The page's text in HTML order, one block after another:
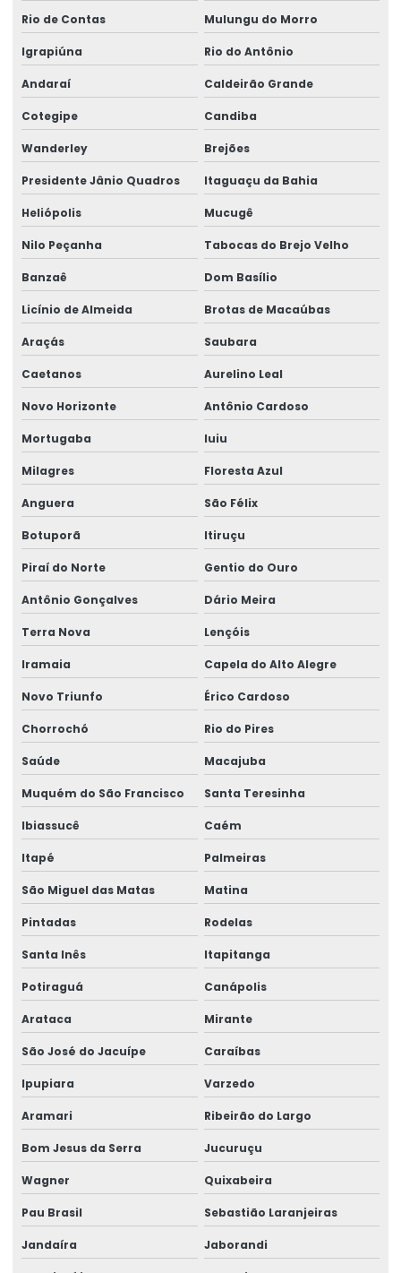
Rio de Contas Mulungu do Morro
Igrapiúna Rio do Antônio
Andaraí Caldeirão Grande
Cotegipe Candiba
Wanderley Brejões
Presidente Jânio Quadros Itaguaçu da Bahia
Heliópolis Mucugê
Nilo Peçanha Tabocas do Brejo Velho
Banzaê Dom Basílio
Licínio de Almeida Brotas de Macaúbas
Araçás Saubara
Caetanos Aurelino Leal
Novo Horizonte Antônio Cardoso
Mortugaba Iuiu
Milagres Floresta Azul
Anguera São Félix
Botuporã Itiruçu
Piraí do Norte Gentio do Ouro
Antônio Gonçalves Dário Meira
Terra Nova Lençóis
Iramaia Capela do Alto Alegre
Novo Triunfo Érico Cardoso
Chorrochó Rio do Pires
Saúde Macajuba
Muquém do São Francisco Santa Teresinha
Ibiassucê Caém
Itapé Palmeiras
São Miguel das Matas Matina
Pintadas Rodelas
Santa Inês Itapitanga
Potiraguá Canápolis
Arataca Mirante
São José do Jacuípe Caraíbas
Ipupiara Varzedo
Aramari Ribeirão do Largo
Bom Jesus da Serra Jucuruçu
Wagner Quixabeira
Pau Brasil Sebastião Laranjeiras
Jandaíra Jaborandi